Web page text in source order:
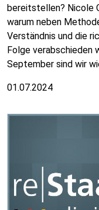
bereitstellen? Nicole
warum neben
Verständnis und die
Folge verabschieden
September sind wir
01.07.2024